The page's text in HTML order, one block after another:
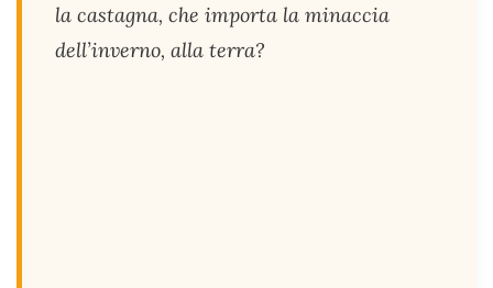
la castagna, che importa la minaccia
dell’inverno, alla terra?